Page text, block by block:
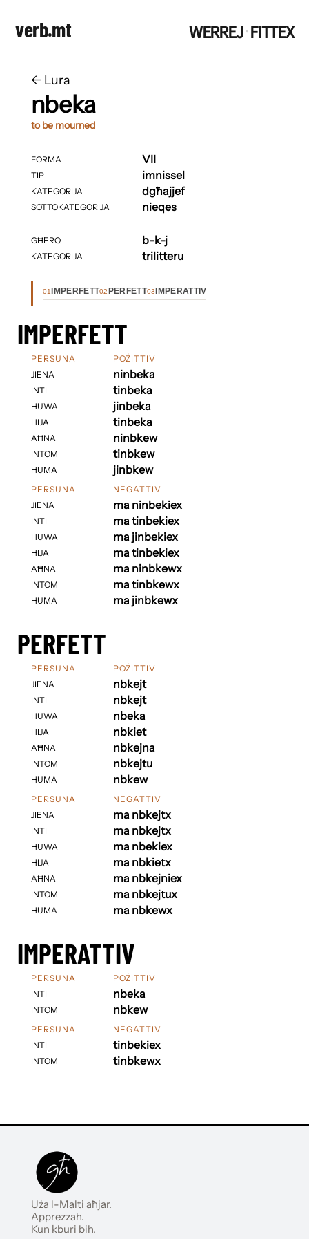
verb.mt WERREJ·FITTEX
← ​​Lura
nbeka
to be mourned
FORMA
TIP
KATEGORIJA
SOTTOKATEGORIJA
GĦERQ
KATEGORIJA
VII
imnissel
dgħajjef
nieqes
b-k-j
trilitteru
01 IMPERFETT02 PERFETT03 IMPERATTIV
IMPERFETT
PERSUNA
JIENA
INTI
HUWA
HIJA
AĦNA
INTOM
HUMA
POŻITTIV
ninbeka
tinbeka
jinbeka
tinbeka
ninbkew
tinbkew
jinbkew
PERSUNA
JIENA
INTI
HUWA
HIJA
AĦNA
INTOM
HUMA
NEGATTIV
ma ninbekiex
ma tinbekiex
ma jinbekiex
ma tinbekiex
ma ninbkewx
ma tinbkewx
ma jinbkewx
PERFETT
PERSUNA
JIENA
INTI
HUWA
HIJA
AĦNA
INTOM
HUMA
POŻITTIV
nbkejt
nbkejt
nbeka
nbkiet
nbkejna
nbkejtu
nbkew
PERSUNA
JIENA
INTI
HUWA
HIJA
AĦNA
INTOM
HUMA
NEGATTIV
ma nbkejtx
ma nbkejtx
ma nbekiex
ma nbkietx
ma nbkejniex
ma nbkejtux
ma nbkewx
IMPERATTIV
PERSUNA
INTI
INTOM
POŻITTIV
nbeka
nbkew
PERSUNA
INTI
INTOM
NEGATTIV
tinbekiex
tinbkewx
Uża l-Malti aħjar.
Apprezzah.
Kun kburi bih.